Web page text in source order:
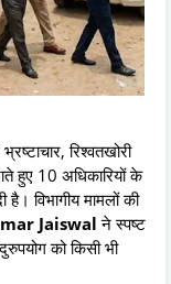
रिश्वतखोरी
हुए 10 अधिकारियों के
है। विभागीय मामलों की
Jaiswalने स्पष्ट
को किसी भी